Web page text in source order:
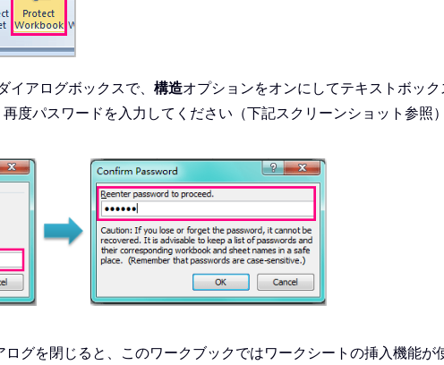
イアログボックスで、 構造オプションをオンにしてテキストボック
度パスワードを入力してください（下記スクリーンショット参照）
ログを閉じると、このワークブックではワークシートの挿入機能